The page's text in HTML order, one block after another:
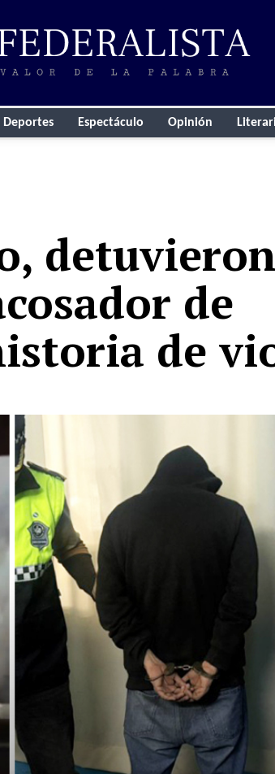
Deportes Espectáculo Opinión
de
de